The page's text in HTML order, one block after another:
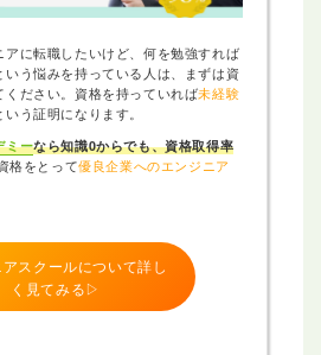
アに転職したいけど、何を勉強すれば
いう悩みを持っている人は、まずは資
ください。資格を持っていれば未経験
いう証明になります。
ミーなら知識0からでも、資格取得率
格をとって優良企業へのエンジニア
スクールについて詳し
く見てみる▷